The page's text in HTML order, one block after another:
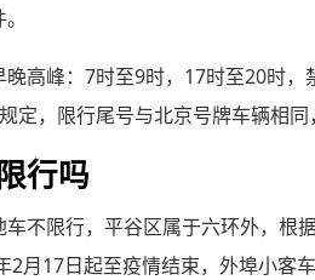
高峰：7时至9时，17时至20时
定，限行尾号与北京号牌车辆相
行吗
不限行，平谷区属于六环外，根
月17日起至疫情结束，外埠小客